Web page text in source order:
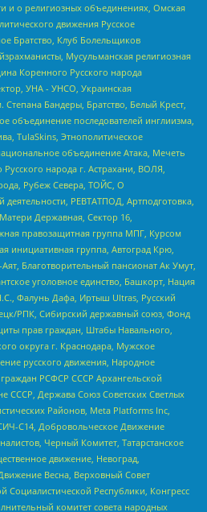
и о религиозных объединениях, Омская
движения Русское
Братство, Клуб Болельщиков
Мусульманская религиозная
Коренного Русского народа
УНА - УНСО, Украинская
Степана Бандеры, Братство, Белый Крест,
объединение последователей инглиизма,
TulaSkins, Этнополитическое
объединение Атака, Мечеть
народа г. Астрахани, ВОЛЯ,
Рубеж Севера, ТОЙС, О
деятельности, РЕВТАТПОД, Артподготовка,
Державная, Сектор 16,
правозащитная группа МПГ, Курсом
инициативная группа, Автоград Крю,
Благотворительный пансионат Ак Умут,
уголовное единство, Башкорт, Нация
Фалунь Дафа, Иртыш Ultras, Русский
РПК, Сибирский державный союз, Фонд
прав граждан, Штабы Навального,
округа г. Краснодара, Мужское
русского движения, Народное
РСФСР СССР Архангельской
СССР, Держава Союз Советских Светлых
Районов, Meta Platforms Inc,
С14, Добровольческое Движение
Черный Комитет, Татарстанское
движение, Невоград,
Весна, Верховный Совет
Социалистической Республики, Конгресс
комитет совета народных